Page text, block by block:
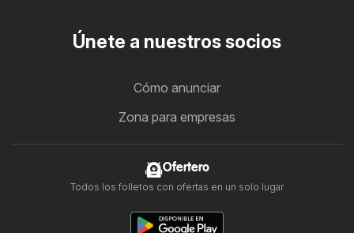
Únete a nuestros socios
Cómo anunciar
Zona para empresas
Ofertero
Todos los folletos con ofertas en un solo lugar